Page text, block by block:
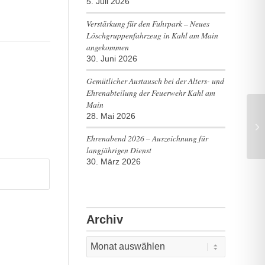
Verstärkung für den Fuhrpark – Neues
Löschgruppenfahrzeug in Kahl am Main
angekommen
30. Juni 2026
Gemütlicher Austausch bei der Alters- und
Ehrenabteilung der Feuerwehr Kahl am
Main
28. Mai 2026
Ehrenabend 2026 – Auszeichnung für
langjährigen Dienst
30. März 2026
Archiv